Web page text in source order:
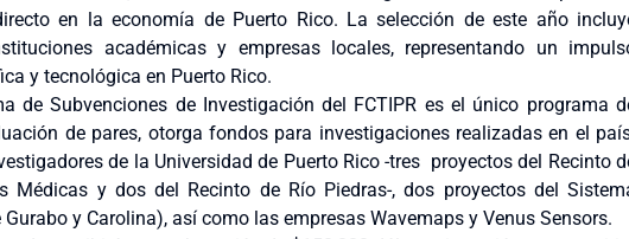
en la economía de Puerto Rico. La selección de este año
académicas y empresas locales, representando un
y tecnológica en Puerto Rico.
de Subvenciones de Investigación del FCTIPR es el único programa
de pares, otorga fondos para investigaciones realizadas en el
de la Universidad de Puerto Rico -tres proyectos del Recinto
Médicas y dos del Recinto de Río Piedras-, dos proyectos del
y Carolina), así como las empresas Wavemaps y Venus Sensors.